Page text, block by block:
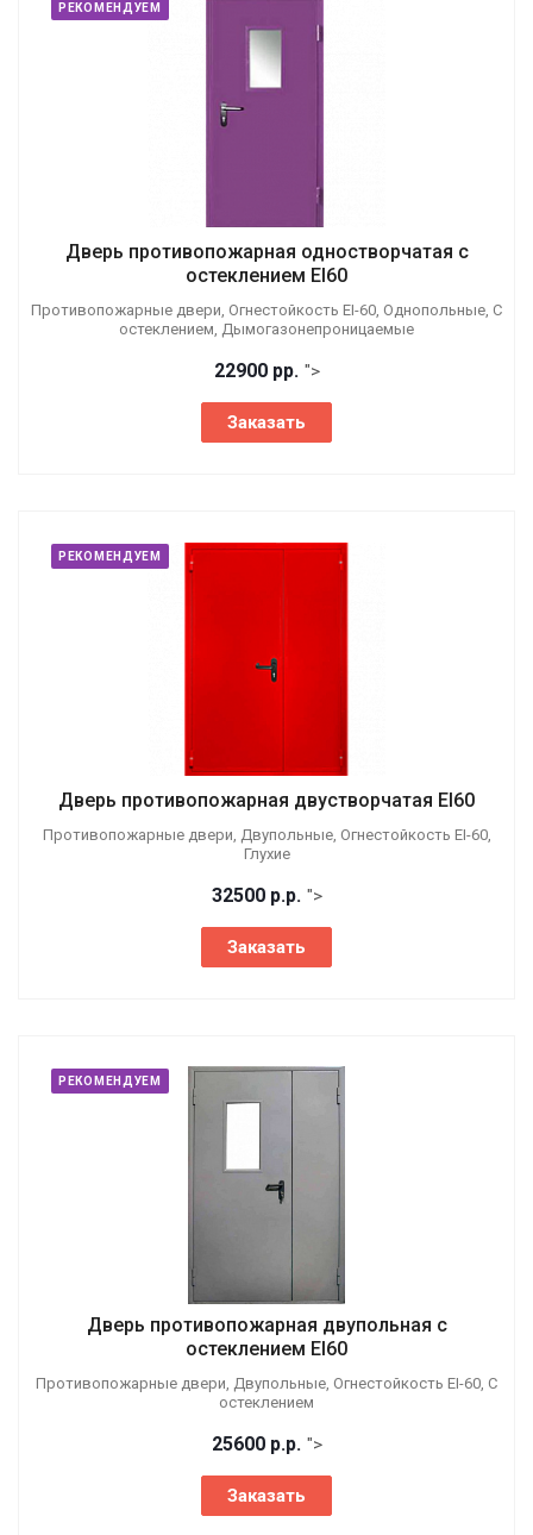
РЕКОМЕНДУЕМ
Дверь противопожарная одностворчатая с
остеклением EI60
Противопожарные двери, Огнестойкость EI-60, Однопольные, С
остеклением, Дымогазонепроницаемые
22900 рр. ">
Заказать
РЕКОМЕНДУЕМ
Дверь противопожарная двустворчатая EI60
Противопожарные двери, Двупольные, Огнестойкость EI-60,
Глухие
32500 р.р. ">
Заказать
РЕКОМЕНДУЕМ
Дверь противопожарная двупольная с
остеклением EI60
Противопожарные двери, Двупольные, Огнестойкость EI-60, С
остеклением
25600 р.р. ">
Заказать